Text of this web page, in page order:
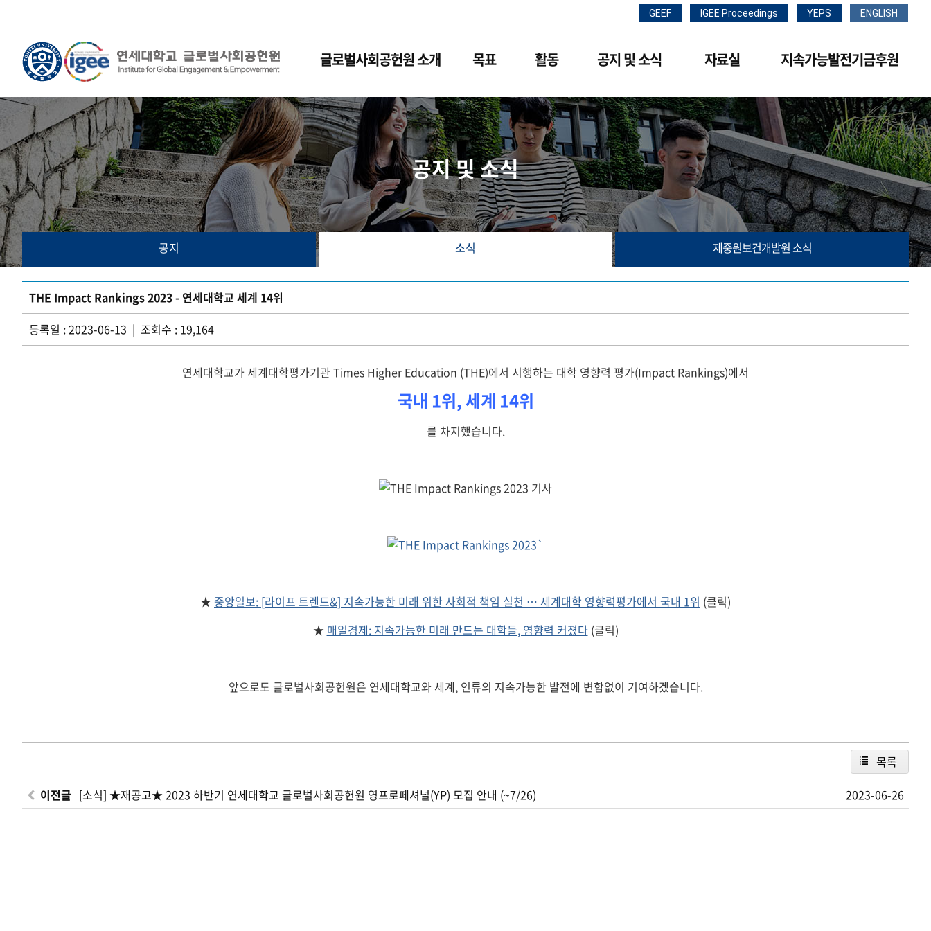
GEEF IGEE Proceedings YEPS ENGLISH
글로벌사회공헌원 소개 목표 활동 공지 및 소식 자료실 지속가능발전기금후원
공지 및 소식
공지 소식 제중원보건개발원 소식
THE Impact Rankings 2023 - 연세대학교 세계 14위
등록일 : 2023-06-13 | 조회수 : 19,164
연세대학교가 세계대학평가기관 Times Higher Education (THE)에서 시행하는 대학 영향력 평가(Impact Rankings)에서
국내 1위,세계 14위
를 차지했습니다.
★ 중앙일보: [라이프 트렌드&] 지속가능한 미래 위한 사회적 책임 실천 … 세계대학 영향력평가에서 국내 1위 (클릭)
★ 매일경제: 지속가능한 미래 만드는 대학들, 영향력 커졌다(클릭)
앞으로도 글로벌사회공헌원은 연세대학교와 세계, 인류의 지속가능한 발전에 변함없이 기여하겠습니다.
목록
이전글 [소식] ★재공고★ 2023 하반기 연세대학교 글로벌사회공헌원 영프로페셔널(YP) 모집 안내 (~7/26) 2023-06-26